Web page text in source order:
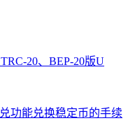
20、BEP-20版U
功能兑换稳定币的手续